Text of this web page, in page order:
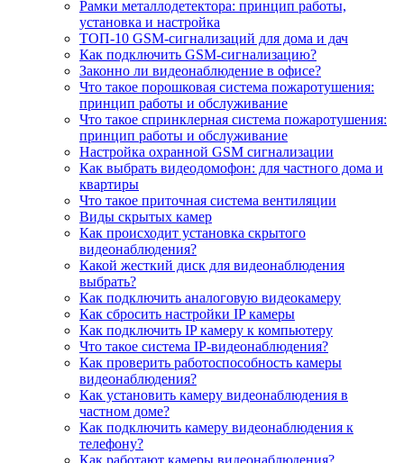
Рамки металлодетектора: принцип работы,
установка и настройка
ТОП-10 GSM-сигнализаций для дома и дач
Как подключить GSM-сигнализацию?
Законно ли видеонаблюдение в офисе?
Что такое порошковая система пожаротушения:
принцип работы и обслуживание
Что такое спринклерная система пожаротушения:
принцип работы и обслуживание
Настройка охранной GSM сигнализации
Как выбрать видеодомофон: для частного дома и
квартиры
Что такое приточная система вентиляции
Виды скрытых камер
Как происходит установка скрытого
видеонаблюдения?
Какой жесткий диск для видеонаблюдения
выбрать?
Как подключить аналоговую видеокамеру
Как сбросить настройки IP камеры
Как подключить IP камеру к компьютеру
Что такое система IP-видеонаблюдения?
Как проверить работоспособность камеры
видеонаблюдения?
Как установить камеру видеонаблюдения в
частном доме?
Как подключить камеру видеонаблюдения к
телефону?
Как работают камеры видеонаблюдения?